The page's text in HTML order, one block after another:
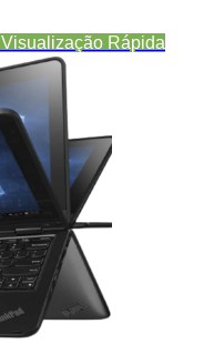
Visualização Rápida